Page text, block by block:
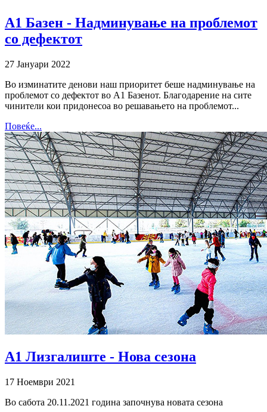
А1 Базен - Надминување на проблемот
со дефектот
27 Јануари 2022
Во изминатите денови наш приоритет беше надминување на
проблемот со дефектот во А1 Базенот. Благодарение на сите
чинители кои придонесоа во решавањето на проблемот...
Повеќе...
A1 Лизгалиште - Нова сезона
17 Ноември 2021
Во сабота 20.11.2021 година започнува новата сезона